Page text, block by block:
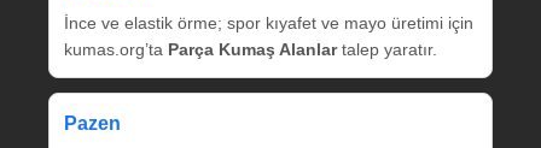
İnce ve elastik örme; spor kıyafet ve mayo üretimi için
kumas.org’ta Parça Kumaş Alanlartalep yaratır.
Pazen